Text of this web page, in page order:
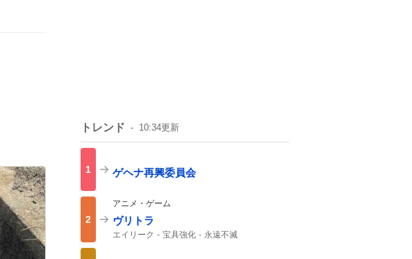
トレンド 10:34更新
1 ゲヘナ再興委員会
2
アニメ・ゲーム
ヴリトラ
エイリーク 宝具強化
永遠不滅